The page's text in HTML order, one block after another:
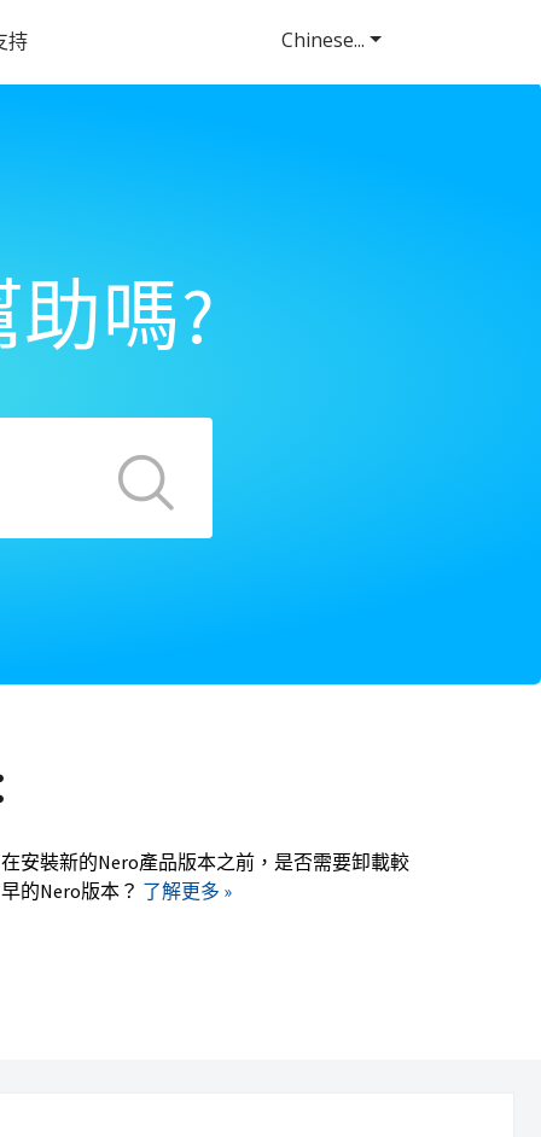
持
嗎?
在安裝新的Nero產品版本之前，是否需要卸載較
早的Nero版本？ 了解更多 »
Chinese...